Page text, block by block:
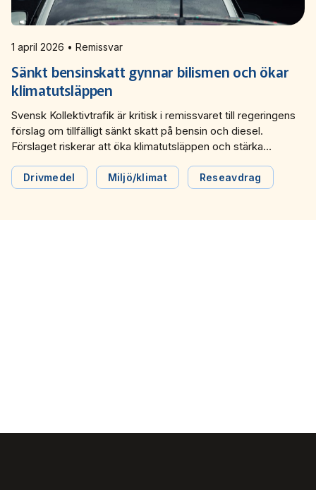
1 april 2026 • Remissvar
Sänkt bensinskatt gynnar bilismen och ökar
klimatutsläppen
Svensk Kollektivtrafik är kritisk i remissvaret till regeringens
förslag om tillfälligt sänkt skatt på bensin och diesel.
Förslaget riskerar att öka klimatutsläppen och stärka
innebär att kollektivtrafikens kostnader för biodrivmedel
förblir höga samtidigt som biltrafikens kostnader minskar.
Drivmedel Miljö/klimat Reseavdrag